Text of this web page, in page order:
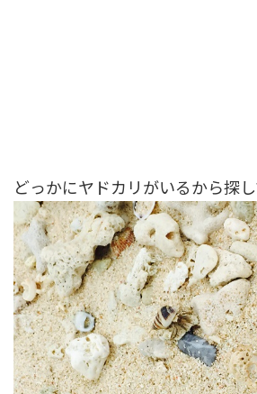
どっかにヤドカリがいるから探